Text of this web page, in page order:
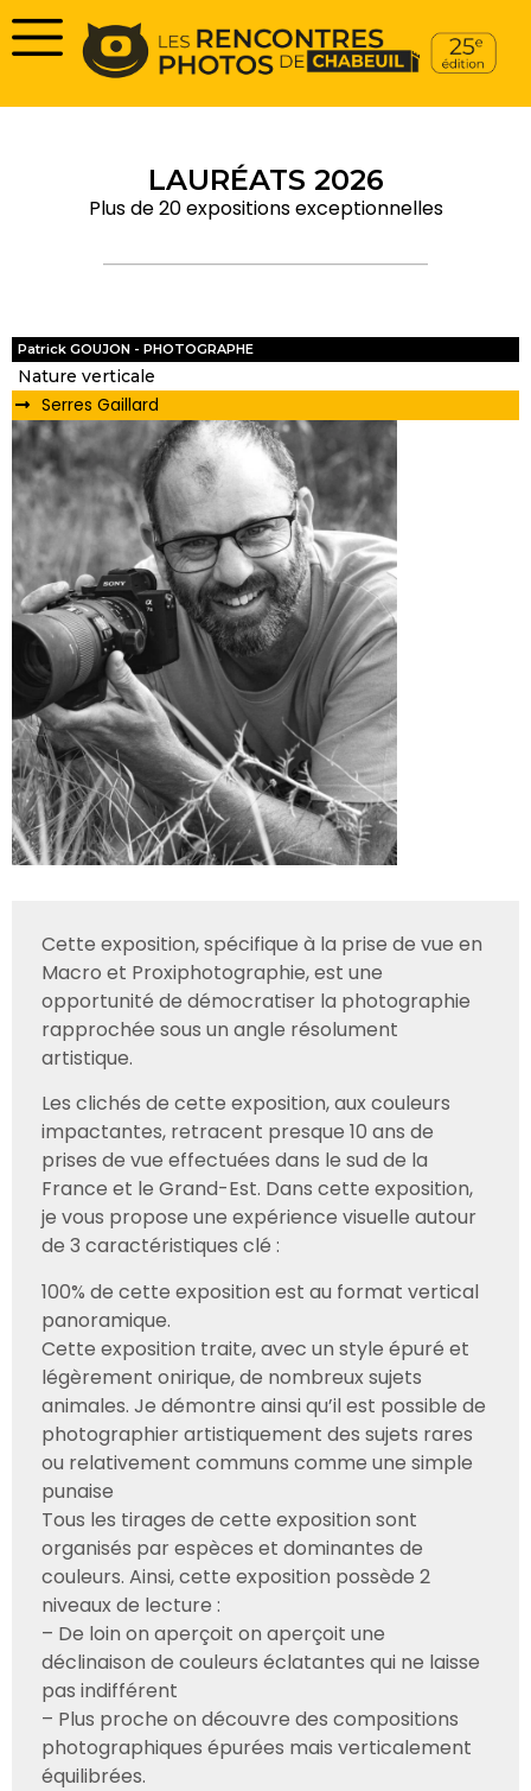
LAURÉATS 2026
Plus de 20 expositions exceptionnelles
Patrick GOUJON - PHOTOGRAPHE
Nature verticale
Serres Gaillard
Cette exposition, spécifique à la prise de vue en
Macro et Proxiphotographie, est une
opportunité de démocratiser la photographie
rapprochée sous un angle résolument
artistique.
Les clichés de cette exposition, aux couleurs
impactantes, retracent presque 10 ans de
prises de vue effectuées dans le sud de la
France et le Grand-Est. Dans cette exposition,
je vous propose une expérience visuelle autour
de 3 caractéristiques clé :
100% de cette exposition est au format vertical
panoramique.
Cette exposition traite, avec un style épuré et
légèrement onirique, de nombreux sujets
animales. Je démontre ainsi qu’il est possible de
photographier artistiquement des sujets rares
ou relativement communs comme une simple
punaise
Tous les tirages de cette exposition sont
organisés par espèces et dominantes de
couleurs. Ainsi, cette exposition possède 2
niveaux de lecture :
– De loin on aperçoit on aperçoit une
déclinaison de couleurs éclatantes qui ne laisse
pas indifférent
– Plus proche on découvre des compositions
photographiques épurées mais verticalement
équilibrées.